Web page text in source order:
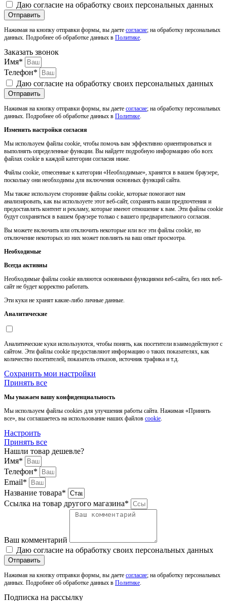
Даю согласие на обработку своих персональных данных
Отправить
Нажимая на кнопку отправки формы, вы даете согласие; на обработку персональных
данных. Подробнее об обработке данных в Политике.
Заказать звонок
Имя*
Телефон*
Даю согласие на обработку своих персональных данных
Отправить
Нажимая на кнопку отправки формы, вы даете согласие; на обработку персональных
данных. Подробнее об обработке данных в Политике.
Изменить настройки согласия
Мы используем файлы cookie, чтобы помочь вам эффективно ориентироваться и
выполнять определенные функции. Вы найдете подробную информацию обо всех
файлах cookie в каждой категории согласия ниже.
Файлы cookie, отнесенные к категории «Необходимые», хранятся в вашем браузере,
поскольку они необходимы для включения основных функций сайта.
Мы также используем сторонние файлы cookie, которые помогают нам
анализировать, как вы используете этот веб-сайт, сохранять ваши предпочтения и
предоставлять контент и рекламу, которые имеют отношение к вам. Эти файлы cookie
будут сохраняться в вашем браузере только с вашего предварительного согласия.
Вы можете включить или отключить некоторые или все эти файлы cookie, но
отключение некоторых из них может повлиять на ваш опыт просмотра.
Необходимые
Всегда активны
Необходимые файлы cookie являются основными функциями веб-сайта, без них веб-
сайт не будет корректно работать.
Эти куки не хранят какие-либо личные данные.
Аналитические
Аналитические куки используются, чтобы понять, как посетители взаимодействуют с
сайтом. Эти файлы cookie предоставляют информацию о таких показателях, как
количество посетителей, показатель отказов, источник трафика и т.д.
Сохранить мои настройки
Принять все
Мы уважаем вашу конфиденциальность
Мы используем файлы cookies для улучшения работы сайта. Нажимая «Принять
все», вы соглашаетесь на использование наших файлов cookie.
Настроить
Принять все
Нашли товар дешевле?
Имя*
Телефон*
Email*
Название товара*
Ссылка на товар другого магазина*
Ваш комментарий
Даю согласие на обработку своих персональных данных
Отправить
Нажимая на кнопку отправки формы, вы даете согласие; на обработку персональных
данных. Подробнее об обработке данных в Политике.
Подписка на рассылку